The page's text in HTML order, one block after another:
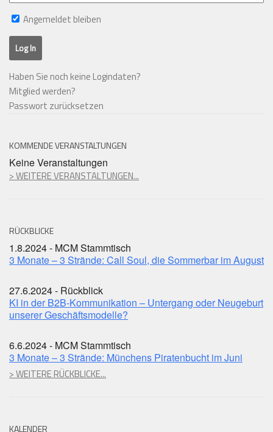
Angemeldet bleiben
Haben Sie noch keine Logindaten?
Mitglied werden?
Passwort zurücksetzen
KOMMENDE VERANSTALTUNGEN
Keine Veranstaltungen
> WEITERE VERANSTALTUNGEN...
RÜCKBLICKE
1.8.2024 - MCM Stammtisch
3 Monate – 3 Strände: Call Soul, die Sommerbar im August
27.6.2024 - Rückblick
KI in der B2B-Kommunikation – Untergang oder Neugeburt
unserer Geschäftsmodelle?
6.6.2024 - MCM Stammtisch
3 Monate – 3 Strände: Münchens Piratenbucht im Juni
> WEITERE RÜCKBLICKE...
KALENDER